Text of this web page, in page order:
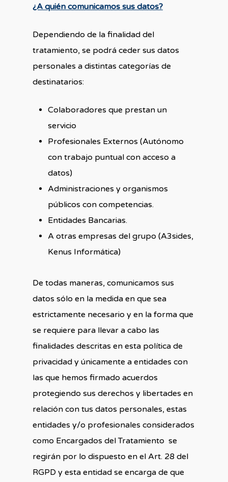
¿A quién comunicamos sus datos?
Dependiendo de la finalidad del
tratamiento, se podrá ceder sus datos
personales a distintas categorías de
destinatarios:
Colaboradores que prestan un
servicio
Profesionales Externos (Autónomo
con trabajo puntual con acceso a
datos)
Administraciones y organismos
públicos con competencias.
Entidades Bancarias.
A otras empresas del grupo (A3sides,
Kenus Informática)
De todas maneras, comunicamos sus
datos sólo en la medida en que sea
estrictamente necesario y en la forma que
se requiere para llevar a cabo las
finalidades descritas en esta política de
privacidad y únicamente a entidades con
las que hemos firmado acuerdos
protegiendo sus derechos y libertades en
relación con tus datos personales, estas
entidades y/o profesionales considerados
como Encargados del Tratamiento se
regirán por lo dispuesto en el Art. 28 del
RGPD y esta entidad se encarga de que